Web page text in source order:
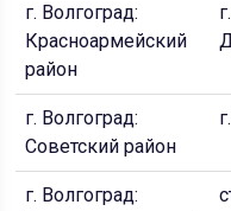
г. Волгоград:
Красноармейский
район
г. Волгоград:
Советский район
г. Волгоград: